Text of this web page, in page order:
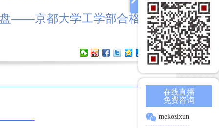
——京都大学工学部合格者
在线直播
免费咨询
mekozixun